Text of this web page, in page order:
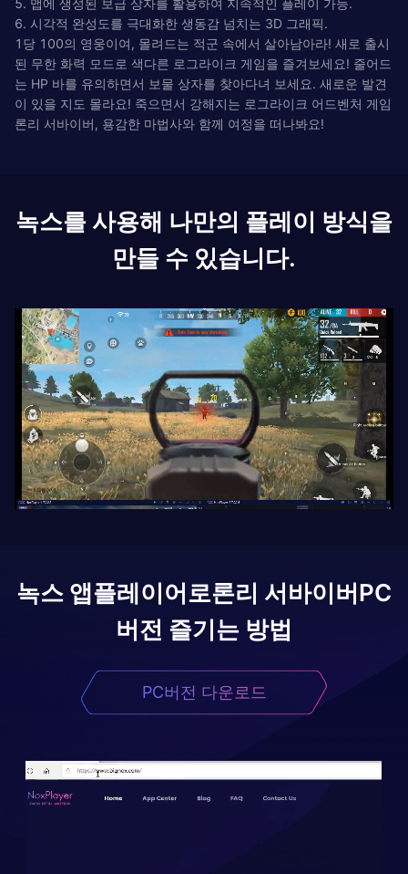
6. 시각적 완성도를 극대화한 생동감 넘치는 3D 그래픽.
1당 100의 영웅이여, 몰려드는 적군 속에서 살아남아라! 새로 출시
된 무한 화력 모드로 색다른 로그라이크 게임을 즐겨보세요! 줄어드
는 HP 바를 유의하면서 보물 상자를 찾아다녀 보세요. 새로운 발견
이 있을 지도 몰라요! 죽으면서 강해지는 로그라이크 어드벤처 게임
론리 서바이버, 용감한 마법사와 함께 여정을 떠나봐요!
녹스를 사용해 나만의 플레이 방식을
만들 수 있습니다.
녹스 앱플레이어로론리 서바이버PC
버전 즐기는 방법
PC버전 다운로드